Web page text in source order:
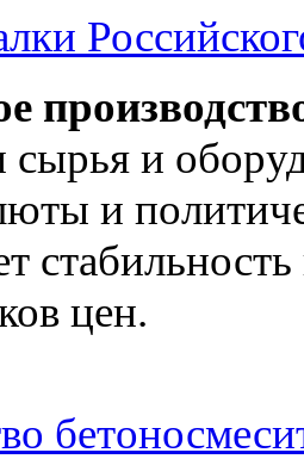
и
и
цен.